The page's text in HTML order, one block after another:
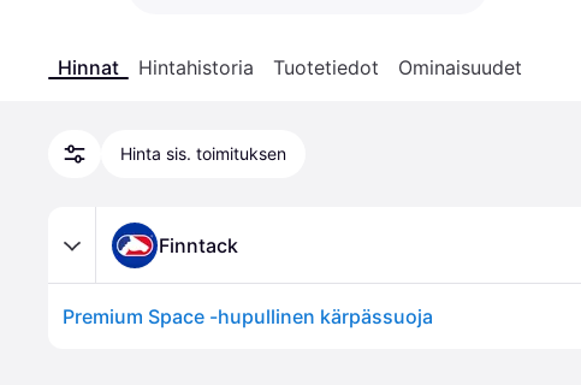
Hinnat Hintahistoria Tuotetiedot Ominaisuudet
Hinta sis. toimituksen
Finntack
Premium Space -hupullinen kärpässuoja